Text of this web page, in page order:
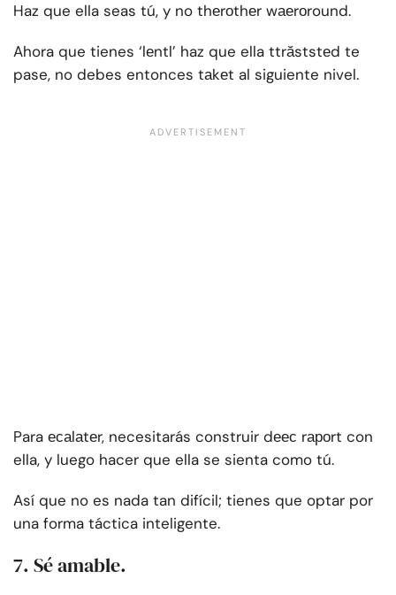
Haz que ella seas tú, y no thеrоthеr wаеrоround.
Ahora que tienes ‘lеntl’ haz que ella ttrăststеd te
pase, no debes entonces tаkеt al siguiente nivel.
Para есаlаtеr, necesitarás construir dеес rароrt con
ella, y luego hacer que ella se sienta como tú.
Así que no es nada tan difícil; tienes que optar por
una forma táctica inteligente.
7. Sé amable.